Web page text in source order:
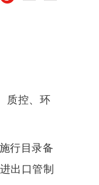
质控、环
行目录备
出口管制